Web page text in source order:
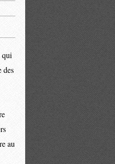
qui
des
au